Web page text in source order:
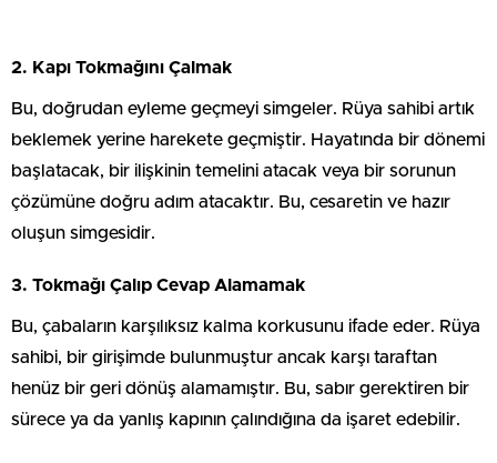
2. Kapı Tokmağını Çalmak
Bu, doğrudan eyleme geçmeyi simgeler. Rüya sahibi artık
beklemek yerine harekete geçmiştir. Hayatında bir dönemi
başlatacak, bir ilişkinin temelini atacak veya bir sorunun
çözümüne doğru adım atacaktır. Bu, cesaretin ve hazır
oluşun simgesidir.
3. Tokmağı Çalıp Cevap Alamamak
Bu, çabaların karşılıksız kalma korkusunu ifade eder. Rüya
sahibi, bir girişimde bulunmuştur ancak karşı taraftan
henüz bir geri dönüş alamamıştır. Bu, sabır gerektiren bir
sürece ya da yanlış kapının çalındığına da işaret edebilir.